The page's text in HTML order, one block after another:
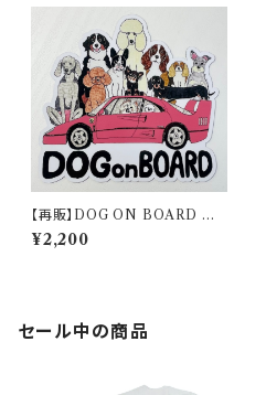
【再販】DOG ON BOARD Ⅱ
magnet
¥2,200
セール中の商品